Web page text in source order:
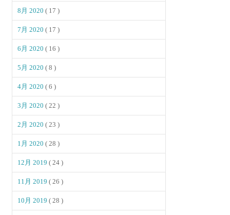
8月 2020( 17 )
7月 2020( 17 )
6月 2020( 16 )
5月 2020( 8 )
4月 2020( 6 )
3月 2020( 22 )
2月 2020( 23 )
1月 2020( 28 )
12月 2019( 24 )
11月 2019( 26 )
10月 2019( 28 )